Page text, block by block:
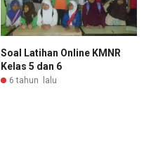
Soal Latihan Online KMNR
Kelas 5 dan 6
6 tahun lalu